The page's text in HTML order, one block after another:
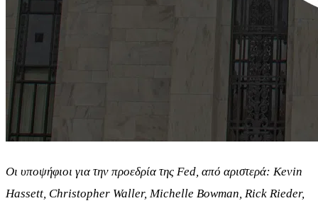
Οι υποψήφιοι για την προεδρία της Fed, από αριστερά: Kevin
Hassett, Christopher Waller, Michelle Bowman, Rick Rieder,